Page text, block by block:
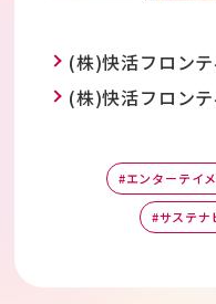
(株)快活フロン
(株)快活フロン
#エンターテイ
#サステナ